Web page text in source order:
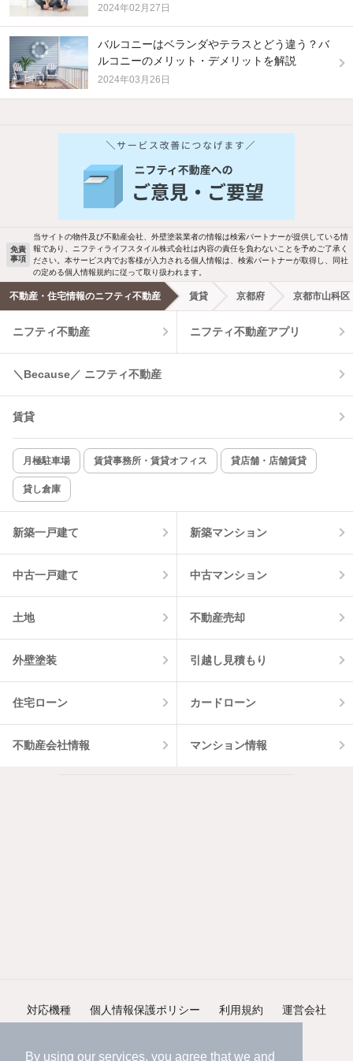
By using our services, you agree that we and
2024年02月27日
バルコニーはベランダやテラスとどう違う？バ
ルコニーのメリット・デメリットを解説
2024年03月26日
他の人はこんな条件で絞り込んでいます！
バス・トイレ別 2階以上
駐車場あり ペット相談
洗濯機置場あり 独立洗面台
エアコンあり 都市ガス
温水洗浄便座 オートロック
コンロ2口以上
新着のみ インターネット無料
該当件数:
3
免責
事項
当サイトの物件及び不動産会社、外壁塗装業者の情報は検索パートナーが提供している情
報であり、ニフティライフスタイル株式会社は内容の責任を負わないことを予めご了承く
ださい。本サービス内でお客様が入力される個人情報は、検索パートナーが取得し、同社
の定める個人情報規約に従って取り扱われます。
不動産・住宅情報のニフティ不動産 賃貸 京都府 京都市山科区
ニフティ不動産 ニフティ不動産アプリ
＼Because／ ニフティ不動産
賃貸
月極駐車場 賃貸事務所・賃貸オフィス 貸店舗・店舗賃貸
貸し倉庫
新築一戸建て 新築マンション
中古一戸建て 中古マンション
土地 不動産売却
外壁塗装 引越し見積もり
住宅ローン カードローン
不動産会社情報 マンション情報
対応機種 個人情報保護ポリシー 利用規約 運営会社